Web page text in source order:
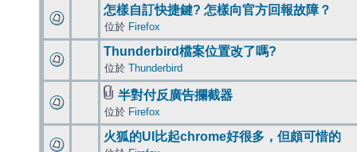
怎樣自訂快捷鍵? 怎樣向官方回報故障？
位於 Firefox
Thunderbird檔案位置改了嗎?
位於 Thunderbird
半對付反廣告攔截器
位於 Firefox
火狐的UI比起chrome好很多，但頗可惜的